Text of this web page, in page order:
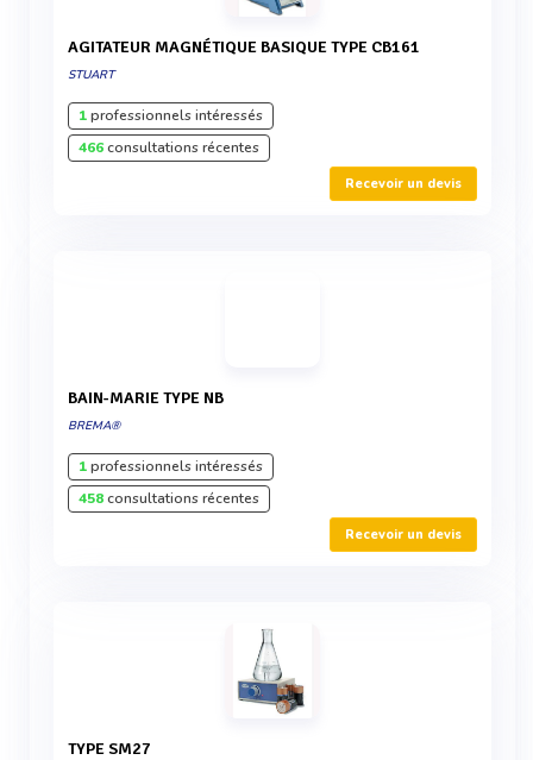
AGITATEUR MAGNÉTIQUE BASIQUE TYPE CB161
STUART
1professionnels intéressés
466consultations récentes
Recevoir un devis
BAIN-MARIE TYPE NB
BREMA®
1professionnels intéressés
458consultations récentes
Recevoir un devis
TYPE SM27